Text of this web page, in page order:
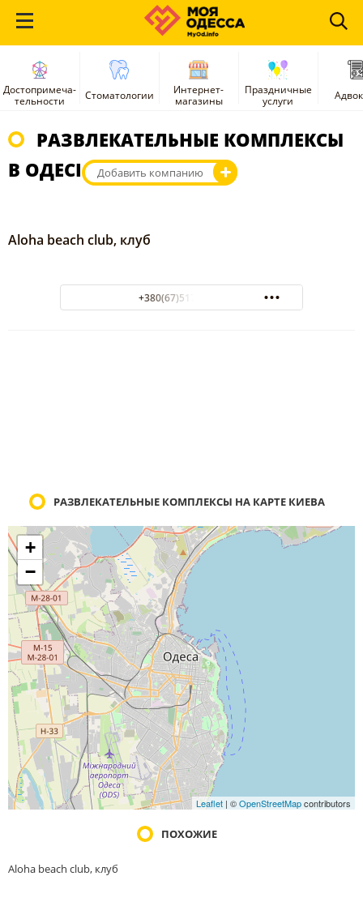
Достопримеча-
тельности
Стоматологии
Интернет-
магазины
Праздничные
услуги
РАЗВЛЕКАТЕЛЬНЫЕ КОМПЛЕКСЫ
В ОДЕСІ
Добавить компанию
Aloha beach club, клуб
+380(67)517-27-27
РАЗВЛЕКАТЕЛЬНЫЕ КОМПЛЕКСЫ НА КАРТЕ КИЕВА
+
−
Leaflet | ©OpenStreetMapcontributors
ПОХОЖИЕ
Aloha beach club, клуб